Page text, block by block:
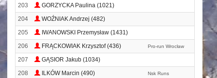
203
GORZYCKA Paulina (1021)
204
WOŹNIAK Andrzej (482)
205
IWANOWSKI Przemysław (1431)
206
FRĄCKOWIAK Krzysztof (436) Pro-run Wrocław
207
GĄSIOR Jakub (1034)
208
ILKÓW Marcin (490) Nsk Runs